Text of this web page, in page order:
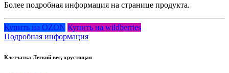
Более подробная информация на странице продукта.
Купить на OZON Купить на wildberries
Подробная информация
Клетчатка Легкий вес, хрустящая